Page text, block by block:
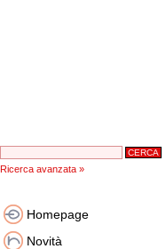
Ricerca avanzata »
Homepage
Novità